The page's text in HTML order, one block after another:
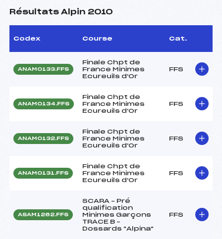
Résultats Alpin 2010
Codex Course Cat.
ANAM0133.FFS
Finale Chpt de
France Minimes
Ecureuils d'Or
FFS
ANAM0134.FFS
Finale Chpt de
France Minimes
Ecureuils d'Or
FFS
ANAM0132.FFS
Finale Chpt de
France Minimes
Ecureuils d'Or
FFS
ANAM0131.FFS
Finale Chpt de
France Minimes
Ecureuils d'Or
FFS
ASAM1262.FFS
SCARA – Pré
qualification
Minimes Garçons
TRACE B –
Dossards "Alpina"
FFS